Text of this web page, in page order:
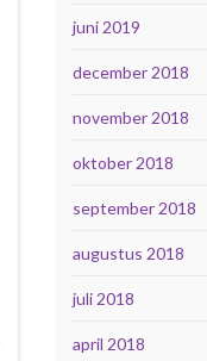
juni 2019
december 2018
november 2018
oktober 2018
september 2018
augustus 2018
juli 2018
april 2018